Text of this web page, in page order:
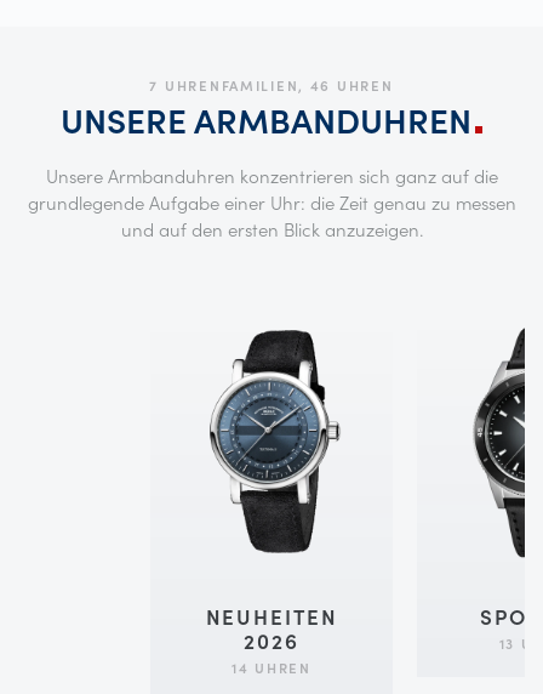
7 UHRENFAMILIEN, 46 UHREN
UNSEREARMBANDUHREN
Unsere Armbanduhren konzentrieren sich ganz auf die
grundlegende Aufgabe einer Uhr: die Zeit genau zu messen
und auf den ersten Blick anzuzeigen.
NEUHEITEN
2026
14 UHREN
13